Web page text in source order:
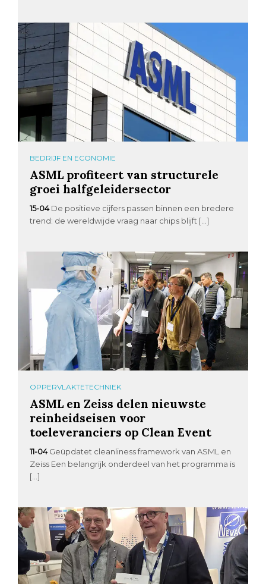
BEDRIJF EN ECONOMIE
ASML profiteert van structurele
groei halfgeleidersector
15-04 De positieve cijfers passen binnen een bredere
trend: de wereldwijde vraag naar chips blijft […]
OPPERVLAKTETECHNIEK
ASML en Zeiss delen nieuwste
reinheidseisen voor
toeleveranciers op Clean Event
11-04 Geüpdatet cleanliness framework van ASML en
Zeiss Een belangrijk onderdeel van het programma is
[…]